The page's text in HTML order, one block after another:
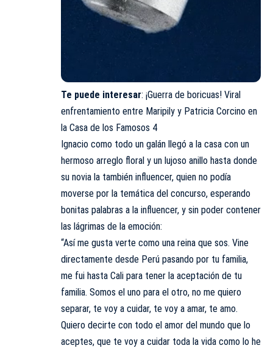
Te puede interesar: ¡Guerra de boricuas! Viral
enfrentamiento entre Maripily y Patricia Corcino en
la Casa de los Famosos 4
Ignacio como todo un galán llegó a la casa con un
hermoso arreglo floral y un lujoso anillo hasta donde
su novia la también influencer, quien no podía
moverse por la temática del concurso, esperando
bonitas palabras a la influencer, y sin poder contener
las lágrimas de la emoción:
“Así me gusta verte como una reina que sos. Vine
directamente desde Perú pasando por tu familia,
me fui hasta Cali para tener la aceptación de tu
familia. Somos el uno para el otro, no me quiero
separar, te voy a cuidar, te voy a amar, te amo.
Quiero decirte con todo el amor del mundo que lo
aceptes, que te voy a cuidar toda la vida como lo he